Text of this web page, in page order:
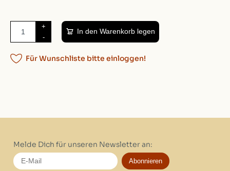
+
-
In den Warenkorb legen
Für Wunschliste bitte einloggen!
Melde Dich für unseren Newsletter an:
Abonnieren